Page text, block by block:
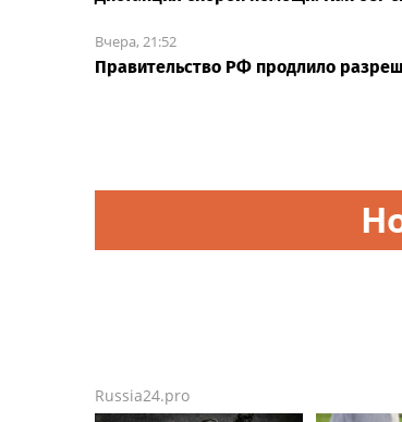
Вчера, 21:52
Правительство РФ продлило
Russia24.pro